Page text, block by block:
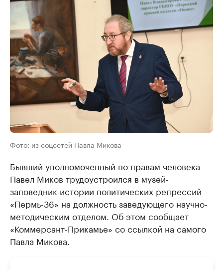
Фото: из соцсетей Павла Микова
Бывший уполномоченный по правам человека
Павел Миков трудоустроился в музей-
заповедник истории политических репрессий
«Пермь-36» на должность заведующего научно-
методическим отделом. Об этом сообщает
«Коммерсант-Прикамье» со ссылкой на самого
Павла Микова.